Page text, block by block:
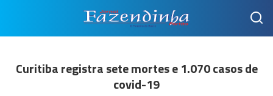
Curitiba registra sete mortes e 1.070 casos de
covid-19